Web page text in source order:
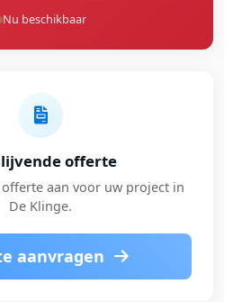
Nu beschikbaar
offerte
aan voor uw project in
De Klinge.
aanvragen